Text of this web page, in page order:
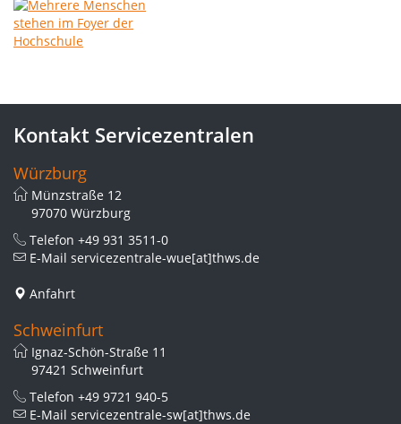
Kontakt Servicezentralen
Würzburg
Münzstraße 12
97070 Würzburg
Telefon +49 931 3511-0
E-Mail servicezentrale-wue[at]thws.de
Anfahrt
Schweinfurt
Ignaz-Schön-Straße 11
97421 Schweinfurt
Telefon +49 9721 940-5
E-Mail servicezentrale-sw[at]thws.de